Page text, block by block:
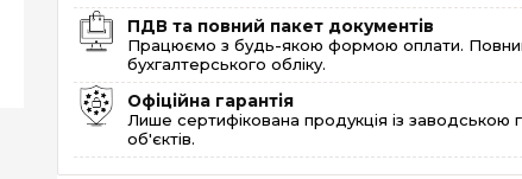
ПДВ та повний пакет документів
Працюємо з будь-якою формою оплати.
бухгалтерського обліку.
Офіційна гарантія
Лише сертифікована продукція із заводською
об'єктів.